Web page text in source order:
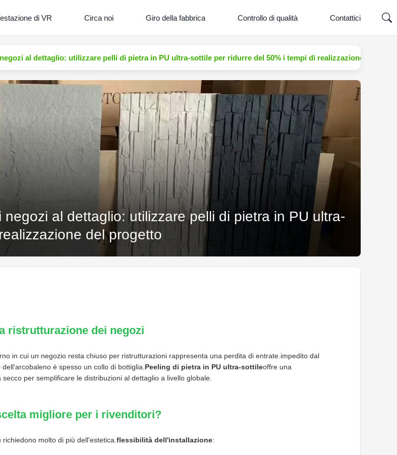
di VR Circa noi Giro della fabbrica Controllo di qualità Contattici
al dettaglio: utilizzare pelli di pietra in PU ultra-sottile per ridurre del 50% i tempi di realizzazione del
al dettaglio: utilizzare pelli di pietra in PU ultra-
del progetto
ristrutturazione dei negozi
in cui un negozio resta chiuso per ristrutturazioni rappresenta una perdita di entrate.impedito dal
è spesso un collo di bottiglia. Peeling di pietra in PU ultra-sottileoffre una
per semplificare le distribuzioni al dettaglio a livello globale.
migliore per i rivenditori?
molto di più dell'estetica. flessibilità dell'installazione: